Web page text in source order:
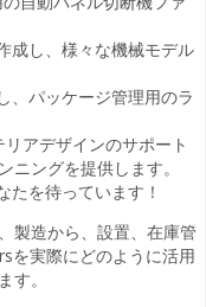
成し、様々な機械モデル
、パッケージ管理用のラ
アデザインのサポート
ニングを提供します。
たを待っています！
製造から、設置、在庫管
を実際にどのように活用
す。